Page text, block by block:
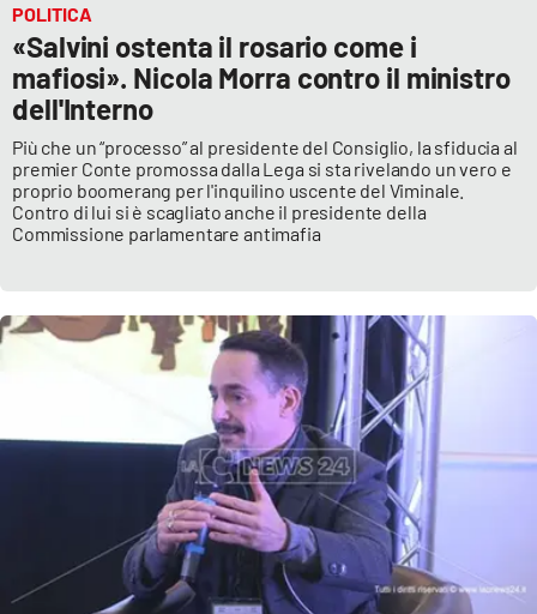
Politica
Sanità
Società
Sport
Good Morning Vietnam
Parchi Marini Calabria
Leggendo Alvaro insieme
Imprese Di Calabria
Le perfidie di Antonella Grippo
POLITICA
«Salvini ostenta il rosario come i
mafiosi». Nicola Morra contro il ministro
dell'Interno
Più che un “processo” al presidente del Consiglio, la sfiducia al
premier Conte promossa dalla Lega si sta rivelando un vero e
proprio boomerang per l'inquilino uscente del Viminale.
Contro di lui si è scagliato anche il presidente della
Commissione parlamentare antimafia